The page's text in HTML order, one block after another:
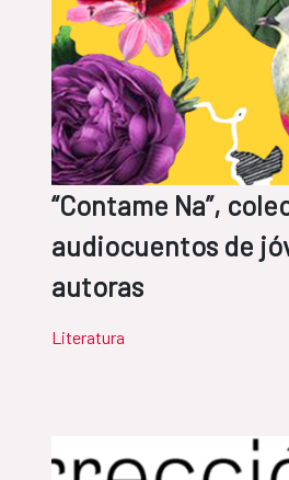
“Contame Na”,
audiocuentos de
autoras
Literatura